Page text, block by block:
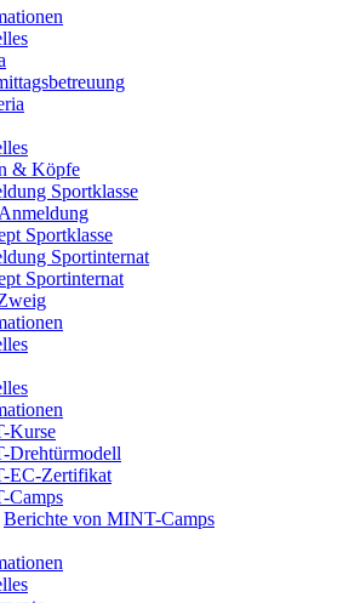
& Köpfe
Sportklasse
Sportklasse
Sportinternat
Sportinternat
Kurse
Drehtürmodell
EC-Zertifikat
Camps
Berichte von MINT-Camps